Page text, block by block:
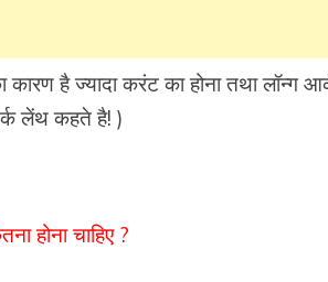
है ज्यादा करंट का होना तथा लॉन्ग
लेंथ कहते है! )
होना चाहिए ?